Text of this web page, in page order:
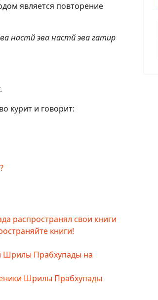
является повторение
настй эва настй эва гатир
курит и говорит:
свои книги
книги!
Шрилы Прабхупады на
Шрилы Прабхупады